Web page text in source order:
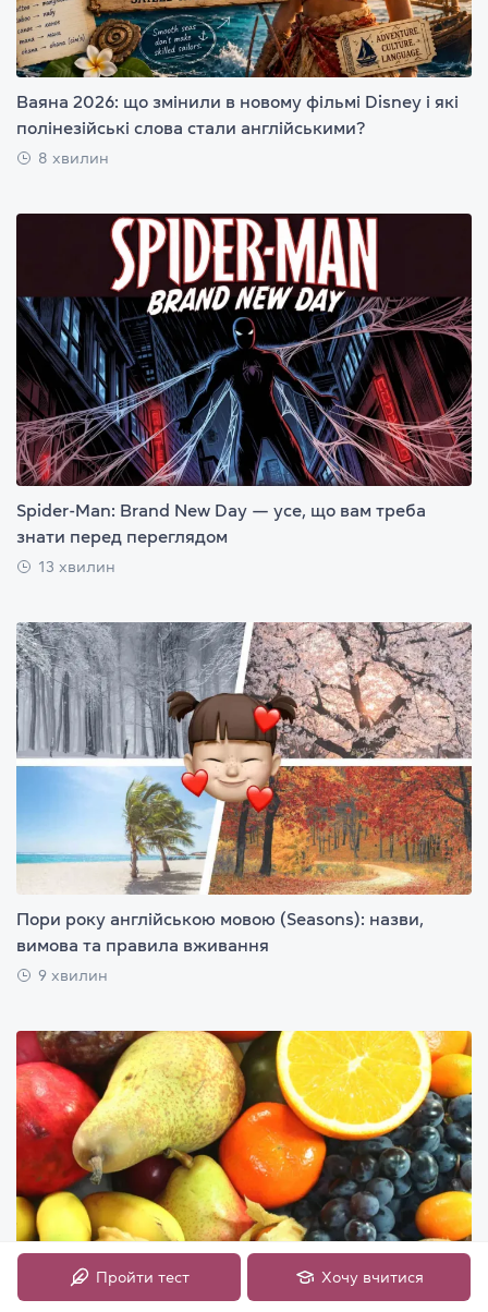
Ваяна 2026: що змінили в новому фільмі Disney і які
полінезійські слова стали англійськими?
8 хвилин
Spider-Man: Brand New Day — усе, що вам треба
знати перед переглядом
13 хвилин
Пори року англійською мовою (Seasons): назви,
вимова та правила вживання
9 хвилин
Пройти тест Хочу вчитися